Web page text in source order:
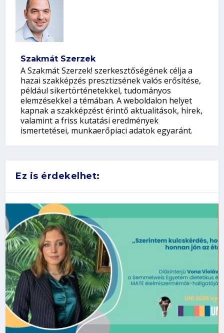
Szakmát Szerzek
A Szakmát Szerzek! szerkesztőségének célja a
hazai szakképzés presztizsének valós erősítése,
például sikertörténetekkel, tudományos
elemzésekkel a témában. A weboldalon helyet
kapnak a szakképzést érintő aktualitások, hírek,
valamint a friss kutatási eredmények
ismertetései, munkaerőpiaci adatok egyaránt.
Ez is érdekelhet: